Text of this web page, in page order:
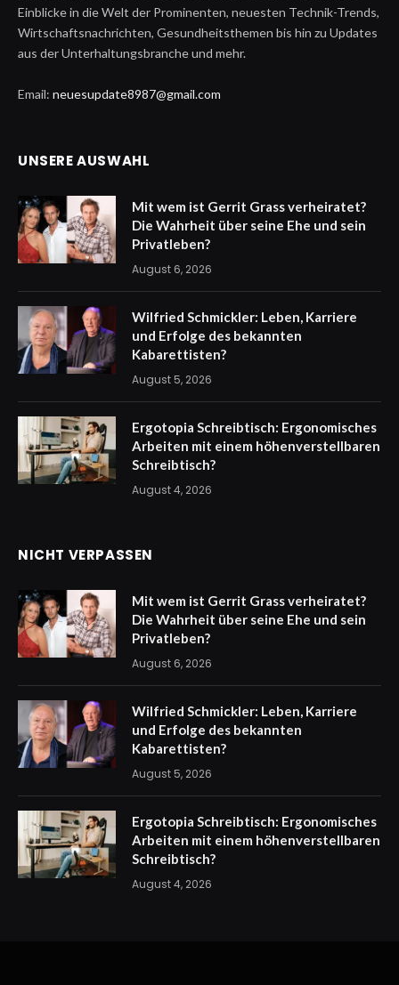
Einblicke in die Welt der Prominenten, neuesten Technik-Trends,
Wirtschaftsnachrichten, Gesundheitsthemen bis hin zu Updates
aus der Unterhaltungsbranche und mehr.
Email: neuesupdate8987@gmail.com
UNSERE AUSWAHL
Mit wem ist Gerrit Grass verheiratet?
Die Wahrheit über seine Ehe und sein
Privatleben?
August 6, 2026
Wilfried Schmickler: Leben, Karriere
und Erfolge des bekannten
Kabarettisten?
August 5, 2026
Ergotopia Schreibtisch: Ergonomisches
Arbeiten mit einem höhenverstellbaren
Schreibtisch?
August 4, 2026
NICHT VERPASSEN
Mit wem ist Gerrit Grass verheiratet?
Die Wahrheit über seine Ehe und sein
Privatleben?
August 6, 2026
Wilfried Schmickler: Leben, Karriere
und Erfolge des bekannten
Kabarettisten?
August 5, 2026
Ergotopia Schreibtisch: Ergonomisches
Arbeiten mit einem höhenverstellbaren
Schreibtisch?
August 4, 2026